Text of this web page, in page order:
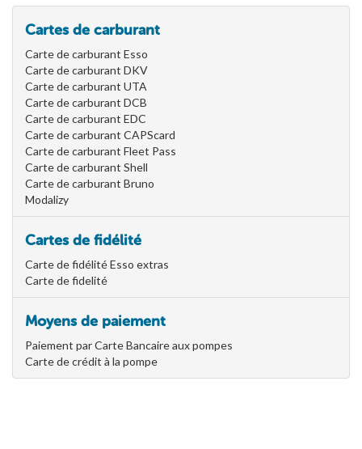
Cartes de carburant
Carte de carburant Esso
Carte de carburant DKV
Carte de carburant UTA
Carte de carburant DCB
Carte de carburant EDC
Carte de carburant CAPScard
Carte de carburant Fleet Pass
Carte de carburant Shell
Carte de carburant Bruno
Modalizy
Cartes de fidélité
Carte de fidélité Esso extras
Carte de fidelité
Moyens de paiement
Paiement par Carte Bancaire aux pompes
Carte de crédit à la pompe